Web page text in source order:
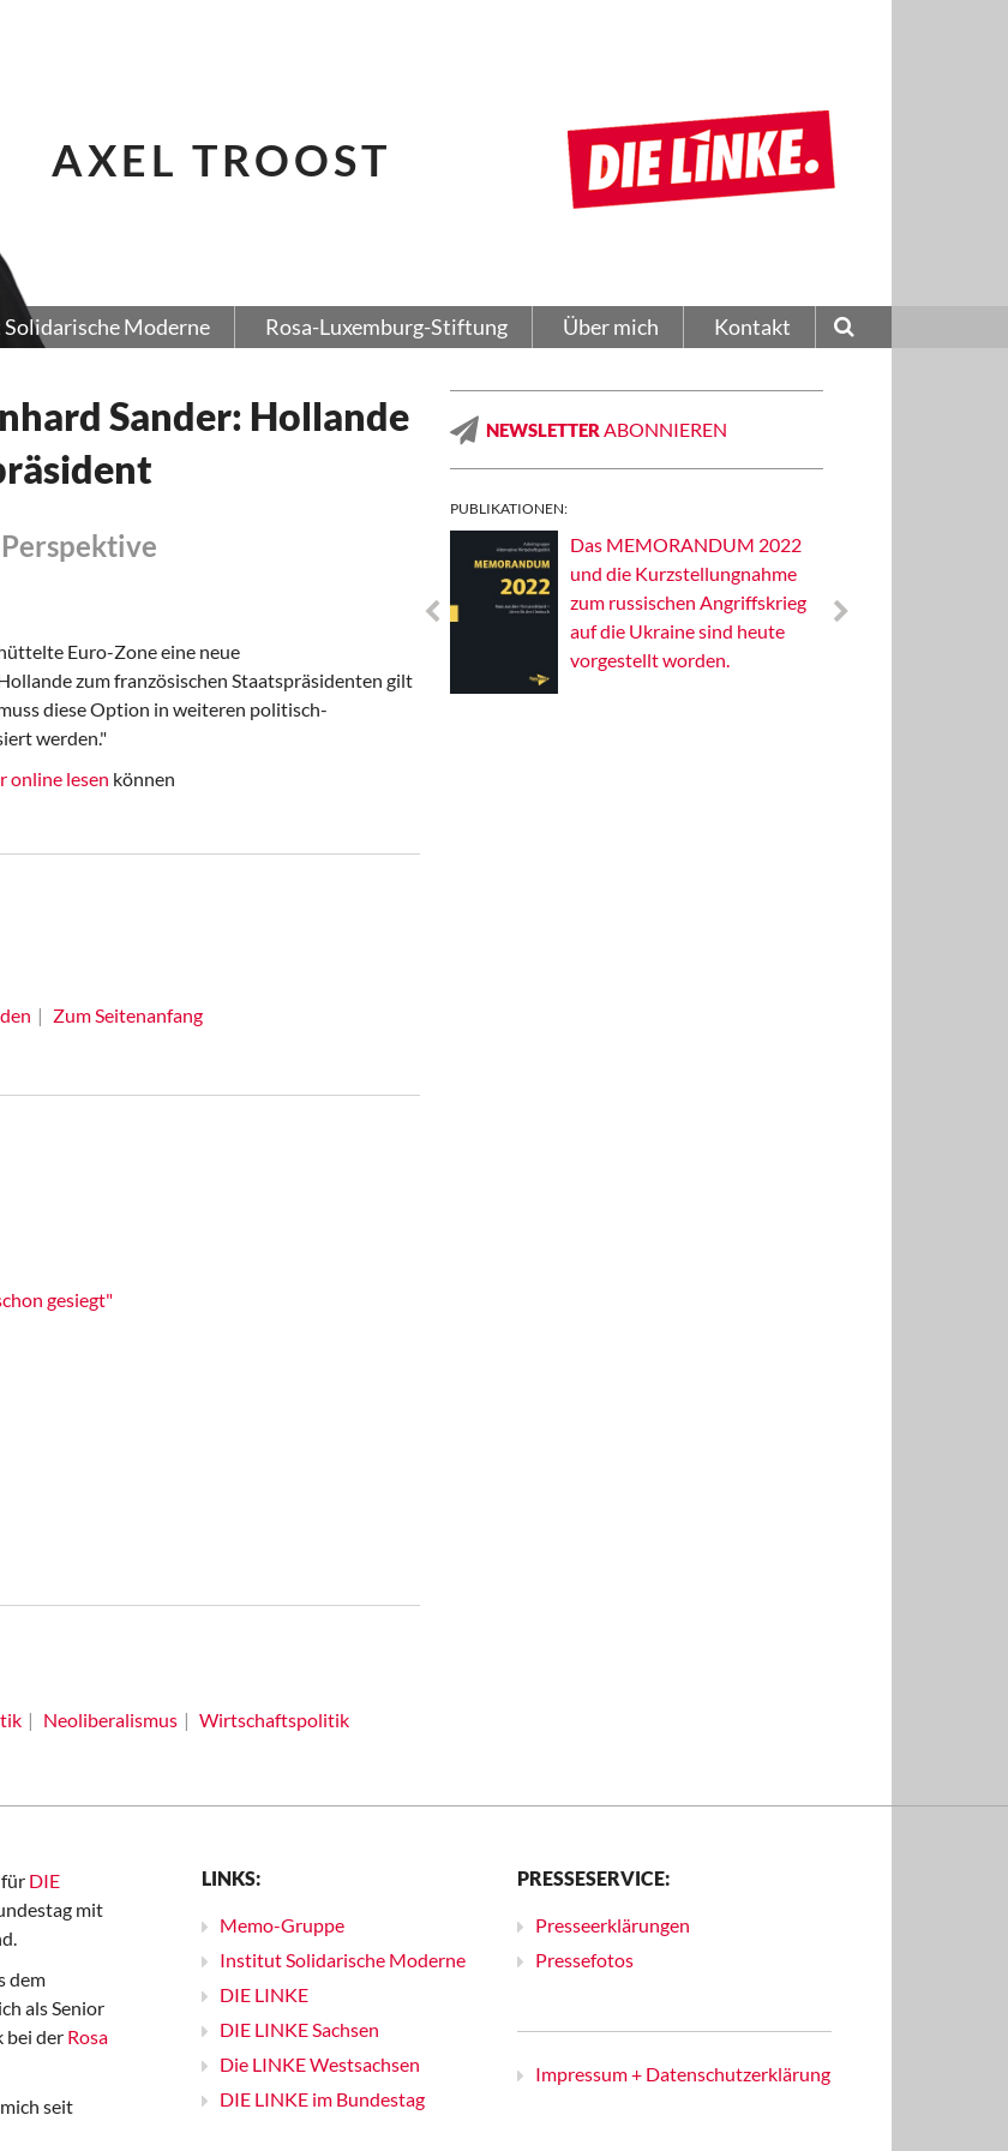
AXEL TROOST
Moderne Rosa-Luxemburg-Stiftung Über mich Kontakt
Sander: Hollande
Euro-Zone eine neue
zum französischen Staatspräsidenten gilt
diese Option in weiteren politisch-
werden."
online lesen können
Zum Seitenanfang
gesiegt"
Neoliberalismus Wirtschaftspolitik
NEWSLETTER ABONNIEREN
PUBLIKATIONEN:
Das MEMORANDUM 2022
und die Kurzstellungnahme
zum russischen Angriffskrieg
auf die Ukraine sind heute
vorgestellt worden.
DIE
mit
dem
als Senior
bei der Rosa
seit
LINKS:
Memo-Gruppe
Institut Solidarische Moderne
DIE LINKE
DIE LINKE Sachsen
Die LINKE Westsachsen
DIE LINKE im Bundestag
PRESSESERVICE:
Presseerklärungen
Pressefotos
Impressum + Datenschutzerklärung